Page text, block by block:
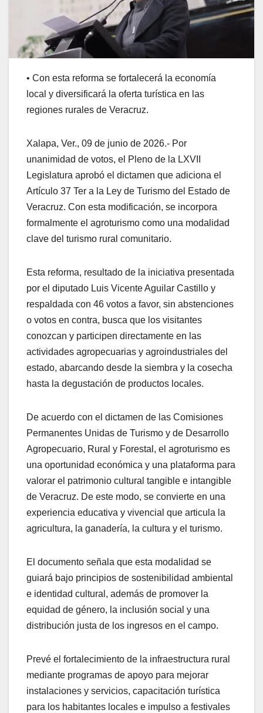
• Con esta reforma se fortalecerá la economía
local y diversificará la oferta turística en las
regiones rurales de Veracruz.
Xalapa, Ver., 09 de junio de 2026.- Por
unanimidad de votos, el Pleno de la LXVII
Legislatura aprobó el dictamen que adiciona el
Artículo 37 Ter a la Ley de Turismo del Estado de
Veracruz. Con esta modificación, se incorpora
formalmente el agroturismo como una modalidad
clave del turismo rural comunitario.
Esta reforma, resultado de la iniciativa presentada
por el diputado Luis Vicente Aguilar Castillo y
respaldada con 46 votos a favor, sin abstenciones
o votos en contra, busca que los visitantes
conozcan y participen directamente en las
actividades agropecuarias y agroindustriales del
estado, abarcando desde la siembra y la cosecha
hasta la degustación de productos locales.
De acuerdo con el dictamen de las Comisiones
Permanentes Unidas de Turismo y de Desarrollo
Agropecuario, Rural y Forestal, el agroturismo es
una oportunidad económica y una plataforma para
valorar el patrimonio cultural tangible e intangible
de Veracruz. De este modo, se convierte en una
experiencia educativa y vivencial que articula la
agricultura, la ganadería, la cultura y el turismo.
El documento señala que esta modalidad se
guiará bajo principios de sostenibilidad ambiental
e identidad cultural, además de promover la
equidad de género, la inclusión social y una
distribución justa de los ingresos en el campo.
Prevé el fortalecimiento de la infraestructura rural
mediante programas de apoyo para mejorar
instalaciones y servicios, capacitación turística
para los habitantes locales e impulso a festivales